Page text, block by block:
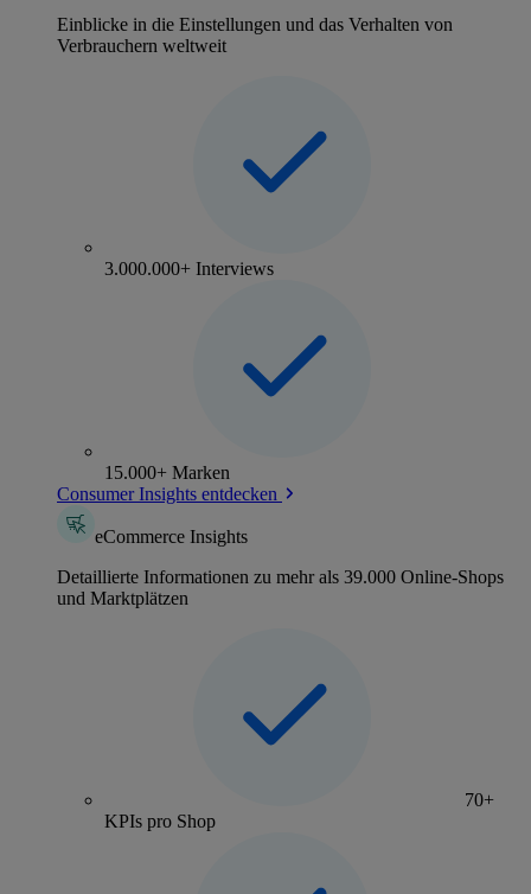
Einblicke in die Einstellungen und das Verhalten von
Verbrauchern weltweit
3.000.000+ Interviews
15.000+ Marken
Consumer Insights entdecken
eCommerce Insights
Detaillierte Informationen zu mehr als 39.000 Online-Shops
und Marktplätzen
70+
KPIs pro Shop